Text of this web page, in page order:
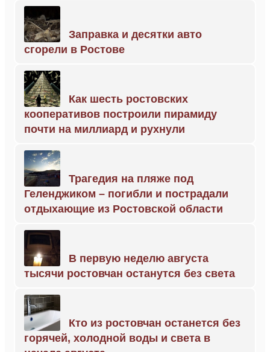
Заправка и десятки авто
сгорели в Ростове
Как шесть ростовских
кооперативов построили пирамиду
почти на миллиард и рухнули
Трагедия на пляже под
Геленджиком – погибли и пострадали
отдыхающие из Ростовской области
В первую неделю августа
тысячи ростовчан останутся без света
Кто из ростовчан останется без
горячей, холодной воды и света в